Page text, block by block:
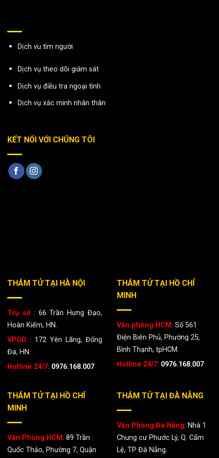
Dịch vu tìm người
Dịch vụ theo dõi giám sát
Dịch vụ điều tra ngoại tình
Dịch vụ xác minh nhân thân
KẾT NỐI VỚI CHÚNG TÔI
THÁM TỬ TẠI HÀ NỘI
Trụ sở : 66 Trần Hưng Đạo,
Hoàn Kiếm, HN.
VPGD : 172 Yên Lãng, Đống
Đa, HN.
Hotline 24/7: 0976.168.007
THÁM TỬ TẠI HỒ CHÍ
MINH
Văn phòng HCM: Số 561
Điện Biên Phủ, Phường 25,
Bình Thạnh, tpHCM.
Hotline 24/7: 0976.168.007
THÁM TỬ TẠI HỒ CHÍ
MINH
Văn Phòng HCM: 89 Trần
Quốc Thảo, Phường 7, Quận
THÁM TỬ TẠI ĐÀ NẴNG
Văn Phòng Đà Nẵng: Nhà 1
Chung cư Phước Lý, Q. Cẩm
Lệ, TP Đà Nẵng.